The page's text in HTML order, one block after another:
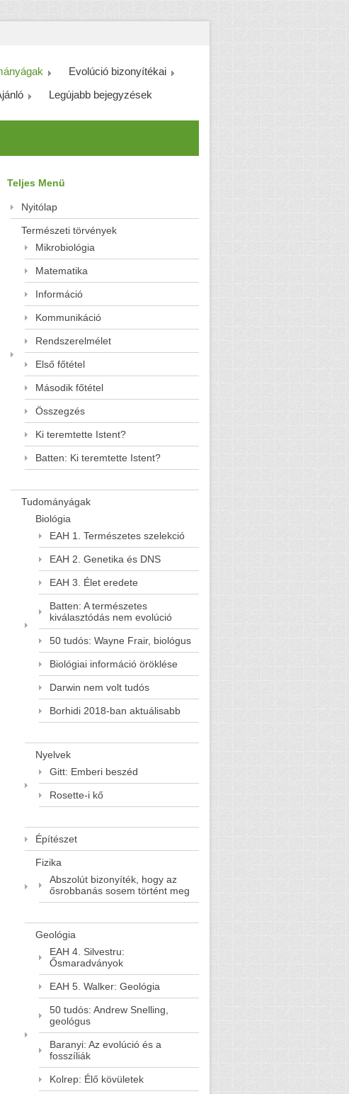
Evolúció bizonyítékai
Legújabb bejegyzések
Teljes Menü
Nyitólap
Természeti törvények
Mikrobiológia
Matematika
Információ
Kommunikáció
Rendszerelmélet
Első főtétel
Második főtétel
Összegzés
Ki teremtette Istent?
Batten: Ki teremtette Istent?
Tudományágak
Biológia
EAH 1. Természetes szelekció
EAH 2. Genetika és DNS
EAH 3. Élet eredete
Batten: A természetes
kiválasztódás nem evolúció
50 tudós: Wayne Frair, biológus
Biológiai információ öröklése
Darwin nem volt tudós
Borhidi 2018-ban aktuálisabb
Nyelvek
Gitt: Emberi beszéd
Rosette-i kő
Építészet
Fizika
Abszolút bizonyíték, hogy az
ősrobbanás sosem történt meg
Geológia
EAH 4. Silvestru:
Ősmaradványok
EAH 5. Walker: Geológia
50 tudós: Andrew Snelling,
geológus
Baranyi: Az evolúció és a
fosszíliák
Kolrep: Élő kövületek